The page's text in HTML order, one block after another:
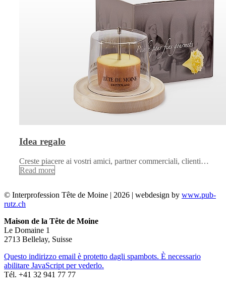
Idea regalo
Creste piacere ai vostri amici, partner commerciali, clienti…
Read more
© Interprofession Tête de Moine | 2026 | webdesign by www.pub-
rutz.ch
Maison de la Tête de Moine
Le Domaine 1
2713 Bellelay, Suisse
Questo indirizzo email è protetto dagli spambots. È necessario
abilitare JavaScript per vederlo.
Tél. +41 32 941 77 77